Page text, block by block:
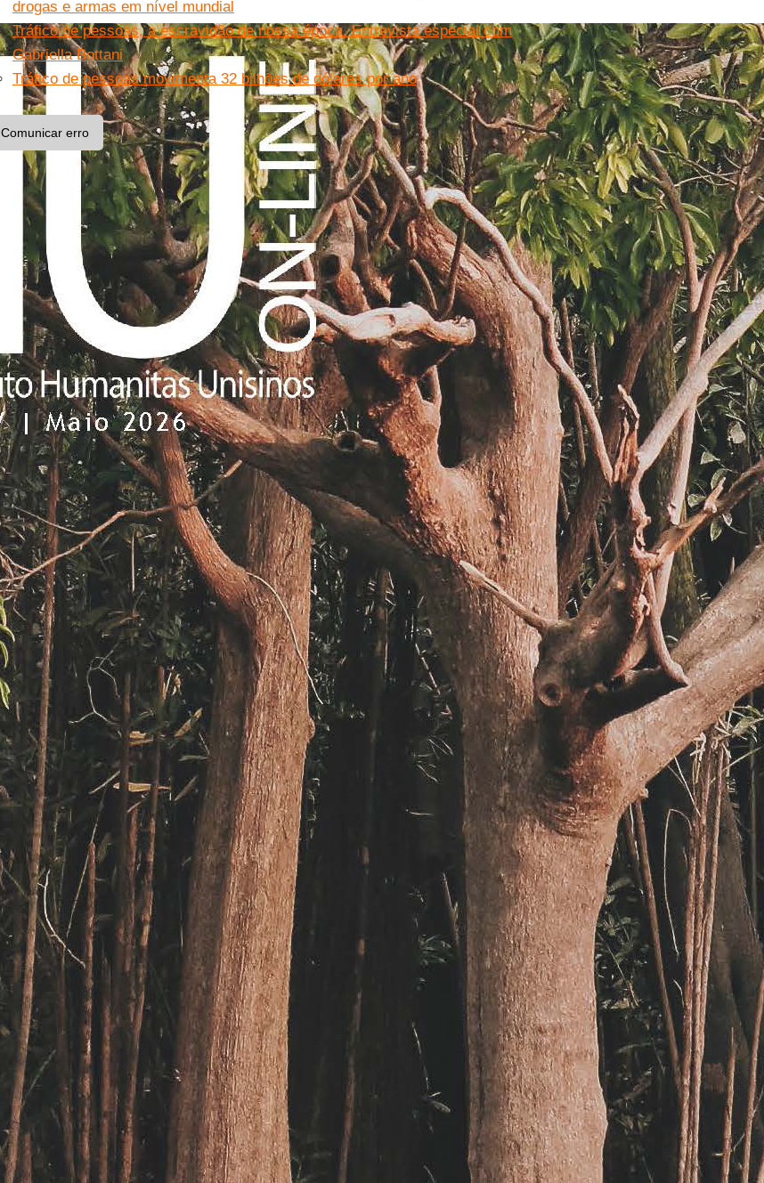
drogas e armas em nível mundial
Tráfico de pessoas, a escravidão de nossa época. Entrevista especial com
Gabriella Bottani
Tráfico de pessoas movimenta 32 bilhões de dólares por ano
Comunicar erro